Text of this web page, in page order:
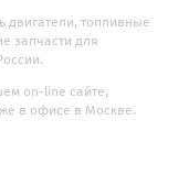
двигатели, топливные
запчасти для
on-line сайте,
в офисе в Москве.